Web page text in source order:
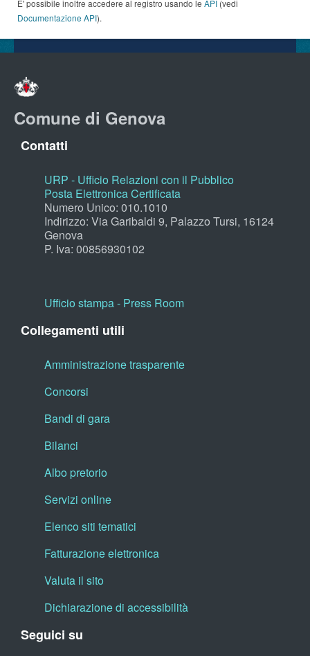
E' possibile inoltre accedere al registro usando le API (vedi
Documentazione API).
Comune di Genova
Contatti
URP - Ufficio Relazioni con il Pubblico
Posta Elettronica Certificata
Numero Unico: 010.1010
Indirizzo: Via Garibaldi 9, Palazzo Tursi, 16124
Genova
P. Iva: 00856930102
Ufficio stampa - Press Room
Collegamenti utili
Amministrazione trasparente
Concorsi
Bandi di gara
Bilanci
Albo pretorio
Servizi online
Elenco siti tematici
Fatturazione elettronica
Valuta il sito
Dichiarazione di accessibilità
Seguici su